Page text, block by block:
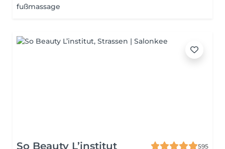
fußmassage
So Beauty L’institut
595